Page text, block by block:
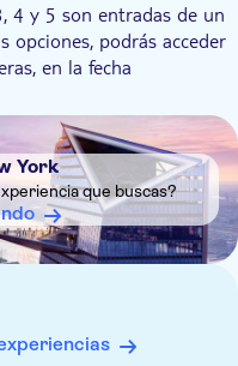
4 y 5 son entradas de un
opciones, podrás acceder
en la fecha
apertura. En el caso de
utilizar la entrada en
de apertura y pueden
tiempo que deseen
y «Entrada con
la fecha como la hora
menores de 6 años. No
York
que buscas?